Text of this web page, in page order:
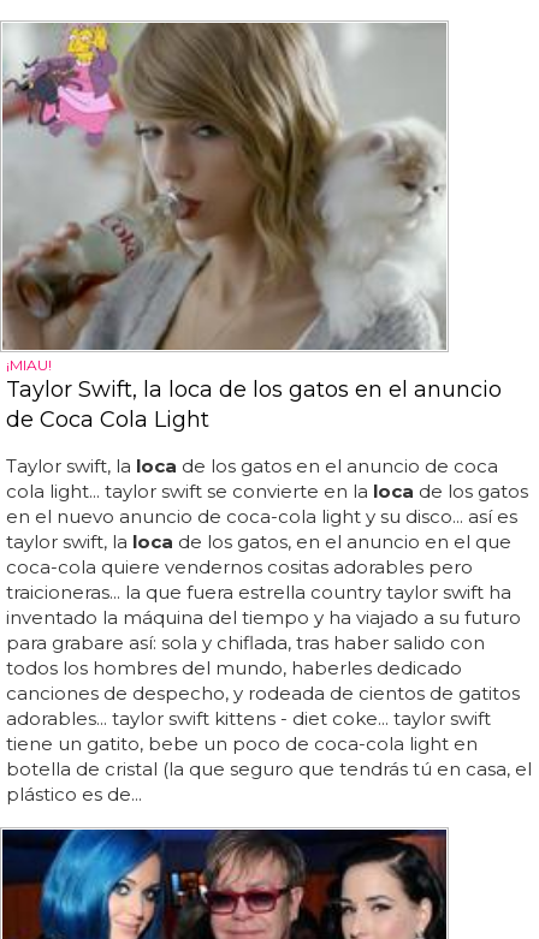
¡MIAU!
Taylor Swift, la loca de los gatos en el anuncio
de Coca Cola Light
Taylor swift, la loca de los gatos en el anuncio de coca
cola light... taylor swift se convierte en la loca de los gatos
en el nuevo anuncio de coca-cola light y su disco... así es
taylor swift, la loca de los gatos, en el anuncio en el que
coca-cola quiere vendernos cositas adorables pero
traicioneras... la que fuera estrella country taylor swift ha
inventado la máquina del tiempo y ha viajado a su futuro
para grabare así: sola y chiflada, tras haber salido con
todos los hombres del mundo, haberles dedicado
canciones de despecho, y rodeada de cientos de gatitos
adorables... taylor swift kittens - diet coke... taylor swift
tiene un gatito, bebe un poco de coca-cola light en
botella de cristal (la que seguro que tendrás tú en casa, el
plástico es de...